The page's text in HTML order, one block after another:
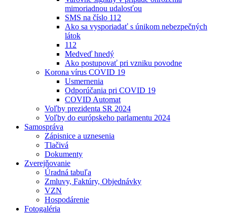
mimoriadnou udalosťou
SMS na číslo 112
Ako sa vysporiadať s únikom nebezpečných
látok
112
Medveď hnedý
Ako postupovať pri vzniku povodne
Korona vírus COVID 19
Usmernenia
Odporúčania pri COVID 19
COVID Automat
Voľby prezidenta SR 2024
Voľby do európskeho parlamentu 2024
Samospráva
Zápisnice a uznesenia
Tlačivá
Dokumenty
Zverejňovanie
Úradná tabuľa
Zmluvy, Faktúry, Objednávky
VZN
Hospodárenie
Fotogaléria